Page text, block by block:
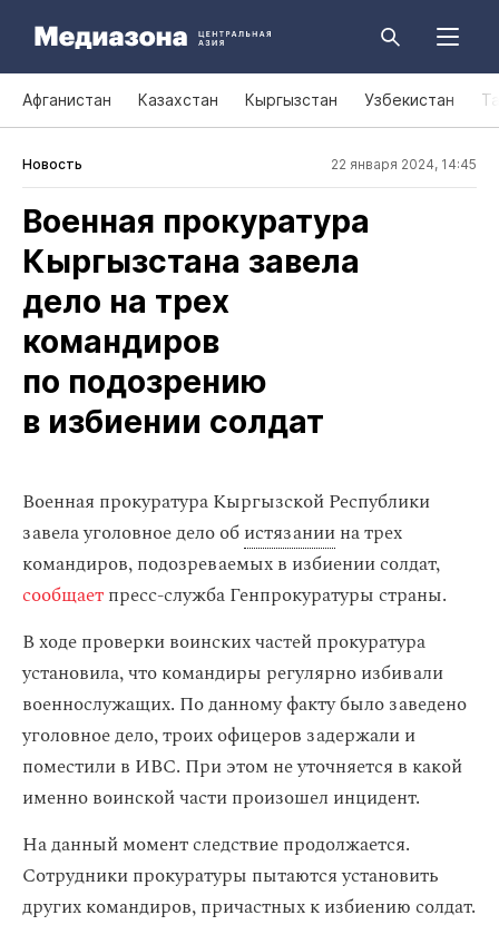
Афганистан Казахстан Кыргызстан Узбекистан
Новость 22 января 2024, 14:45
Военная прокуратура
Кыргызстана завела
дело на трех
командиров
по подозрению
в избиении солдат
Военная прокуратура Кыргызской Республики
завела уголовное дело обистязаниина трех
командиров, подозреваемых в избиении солдат,
сообщаетпресс-служба Генпрокуратуры страны.
В ходе проверки воинских частей прокуратура
установила, что командиры регулярно избивали
военнослужащих. По данному факту было заведено
уголовное дело, троих офицеров задержали и
поместили в ИВС. При этом не уточняется в какой
именно воинской части произошел инцидент.
На данный момент следствие продолжается.
Сотрудники прокуратуры пытаются установить
других командиров, причастных к избиению солдат.